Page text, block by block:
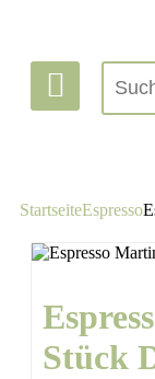
StartseiteEspresso
Stück